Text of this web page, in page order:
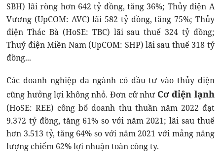
SBH) lãi ròng hơn 642 tỷ đồng, tăng 36%; Thủy điện A
Vương (UpCOM: AVC) lãi 582 tỷ đồng, tăng 75%; Thủy
điện Thác Bà (HoSE: TBC) lãi sau thuế 324 tỷ đồng;
Thuỷ điện Miền Nam (UpCOM: SHP) lãi sau thuế 318 tỷ
đồng...
Các doanh nghiệp đa ngành có đầu tư vào thủy điện
cũng hưởng lợi không nhỏ. Đơn cử như Cơ điện lạnh
(HoSE: REE) công bố doanh thu thuần năm 2022 đạt
9.372 tỷ đồng, tăng 61% so với năm 2021; lãi sau thuế
hơn 3.513 tỷ, tăng 64% so với năm 2021 với mảng năng
lượng chiếm 62% lợi nhuận toàn công ty.